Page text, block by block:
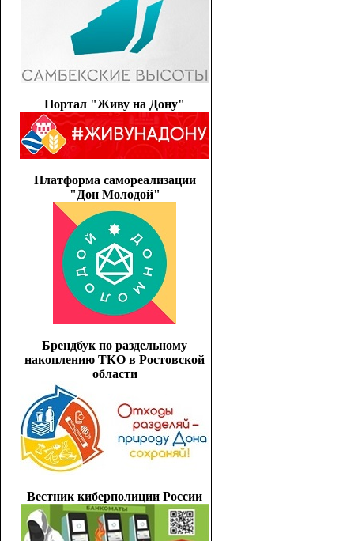
Портал "Живу на Дону"
Платформа самореализации
"Дон Молодой"
Брендбук по раздельному
накоплению ТКО в Ростовской
области
Вестник киберполиции России